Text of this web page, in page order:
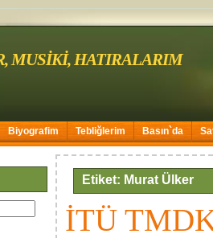
MUSİKİ, HATIRALARIM
Biyografim Tebliğlerim Basın`da
Etiket: Murat Ülker
İTÜ